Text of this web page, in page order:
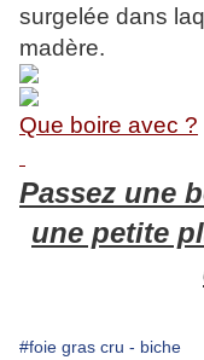
surgelée dans
madère.
Que boire avec ?
Passez une
une petite
#foie gras cru - biche